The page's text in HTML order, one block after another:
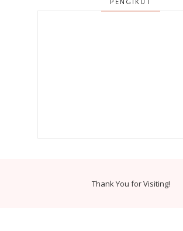
Thank You for Visiting!